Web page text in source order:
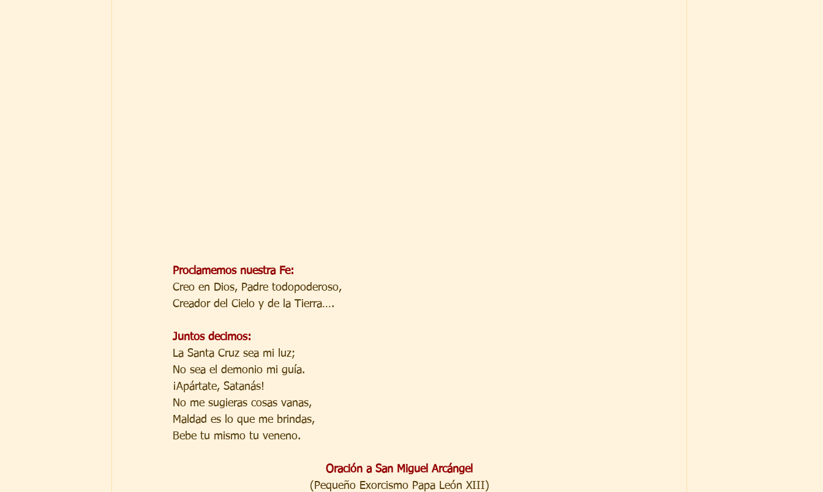
Proclamemos nuestra Fe:
Creo en Dios, Padre todopoderoso,
Creador del Cielo y de la Tierra….
Juntos decimos:
La Santa Cruz sea mi luz;
No sea el demonio mi guía.
¡Apártate, Satanás!
No me sugieras cosas vanas,
Maldad es lo que me brindas,
Bebe tu mismo tu veneno.
Oración a San Miguel Arcángel
(Pequeño Exorcismo Papa León XIII)